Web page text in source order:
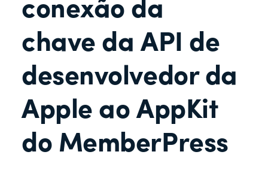
conexão da
chave da API de
desenvolvedor da
Apple ao AppKit
do MemberPress